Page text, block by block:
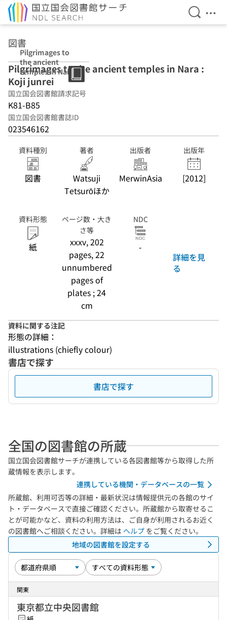
検索を
メ
図書
Pilgrimages to
the ancient
temples in Nara
: Koji junrei
Pilgrimages to the ancient temples in Nara :
Koji junrei
国立国会図書館請求記号
K81-B85
国立国会図書館書誌ID
023546162
資料種別
図書
著者
Watsuji
Tetsurōほか
出版者
MerwinAsia
出版年
[2012]
資料形態
紙
ページ数・大き
さ等
xxxv, 202
pages, 22
unnumbered
pages of
plates ; 24
cm
NDC
-
詳細を見
る
資料に関する注記
形態の詳細：
illustrations (chiefly colour)
書店で探す
書店で探す
全国の図書館の所蔵
国立国会図書館サーチが連携している各図書館等から取得した所
蔵情報を表示します。
連携している機関・データベースの一覧
所蔵館、利用可否等の詳細・最新状況は情報提供元の各館のサイ
ト・データベースで直接ご確認ください。所蔵館から取寄せるこ
とが可能かなど、資料の利用方法は、ご自身が利用されるお近く
の図書館へご相談ください。詳細は ヘルプ をご覧ください。
地域の図書館を設定する
関東
東京都立中央図書館